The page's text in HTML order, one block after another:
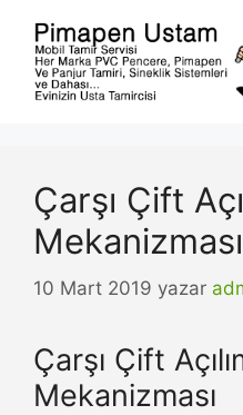
Çarşı Çift
Mekanizması
10 Mart 2019 yazar
Çarşı Çift
Mekanizması